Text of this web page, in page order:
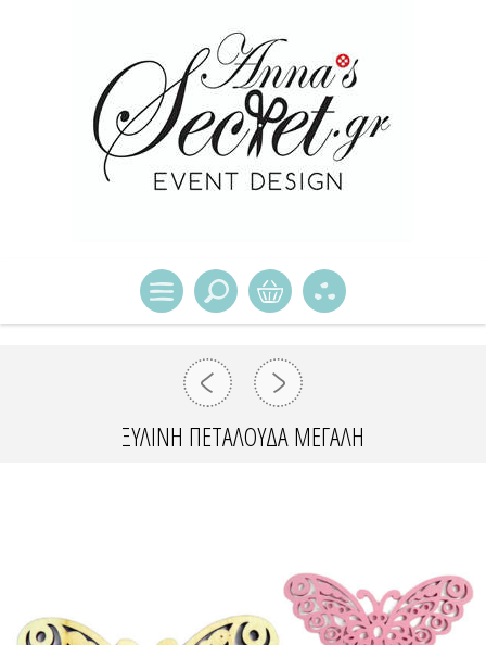
ΞΥΛΙΝΗ ΠΕΤΑΛΟΥΔΑ ΜΕΓΑΛΗ